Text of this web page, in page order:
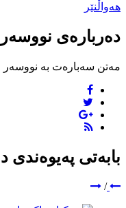
هەواڵنێر
دەربارەی نووسەر
مەتن سەبارەت بە نووسەر
بابەتی پەیوەندی
/